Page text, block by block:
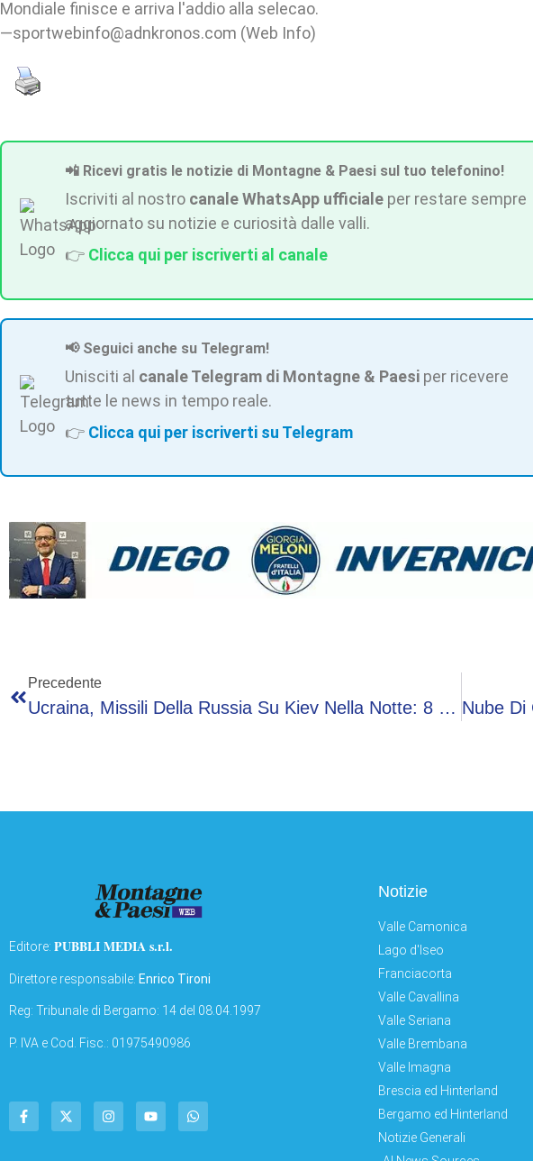
Mondiale finisce e arriva l'addio alla selecao.
—sportwebinfo@adnkronos.com (Web Info)
📲 Ricevi gratis le notizie di Montagne & Paesi sul tuo telefonino!
Iscriviti al nostro canale WhatsApp ufficiale per restare sempre
aggiornato su notizie e curiosità dalle valli.
👉 Clicca qui per iscriverti al canale
📢 Seguici anche su Telegram!
Unisciti al canale Telegram di Montagne & Paesi per ricevere
tutte le news in tempo reale.
👉 Clicca qui per iscriverti su Telegram
Precedente
Ucraina, Missili Della Russia Su Kiev Nella Notte: 8 Morti
Editore: PUBBLI MEDIA s.r.l.
Direttore responsabile: Enrico Tironi
Reg: Tribunale di Bergamo: 14 del 08.04.1997
P. IVA e Cod. Fisc.: 01975490986
Notizie
Valle Camonica
Lago d'Iseo
Franciacorta
Valle Cavallina
Valle Seriana
Valle Brembana
Valle Imagna
Brescia ed Hinterland
Bergamo ed Hinterland
Notizie Generali